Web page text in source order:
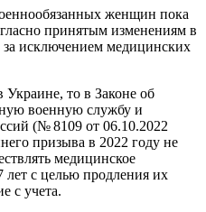
женщин пока
принятым изменениям в
за исключением медицинских
Украине, то в Законе об
военную службу и
(№ 8109 от 06.10.2022
призыва в 2022 году не
медицинское
лет с целью продления их
с учета.